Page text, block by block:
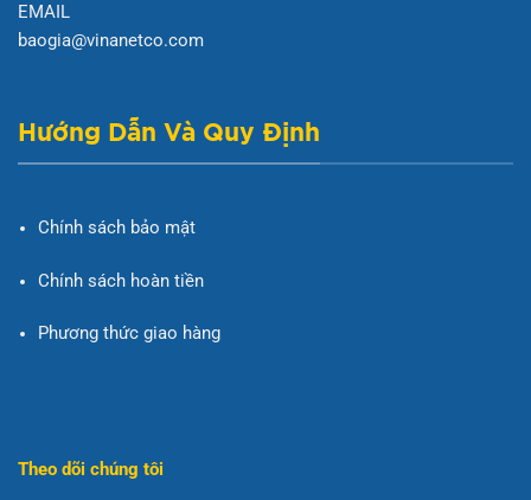
EMAIL
baogia@vinanetco.com
Hướng Dẫn Và Quy Định
Chính sách bảo mật
Chính sách hoàn tiền
Phương thức giao hàng
Theo dõi chúng tôi